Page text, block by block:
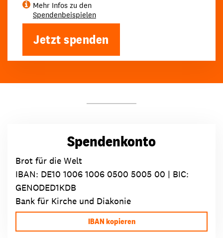
Mehr Infos zu den
Spendenbeispielen
Jetzt spenden
Spendenkonto
Brot für die Welt
IBAN: DE10 1006 1006 0500 5005 00 | BIC:
GENODED1KDB
Bank für Kirche und Diakonie
IBAN kopieren